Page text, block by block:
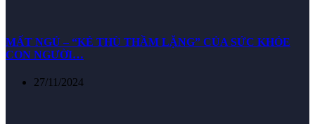
MẤT NGỦ – “KẺ THÙ THẦM LẶNG” CỦA SỨC KHỎE
CON NGƯỜI…
27/11/2024